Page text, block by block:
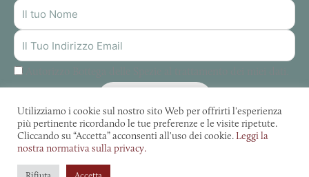
NOME
INDIRIZZO
MAIL
La Bottega Delle Spezie © 2022. Tutti diritti riservati. | P. IVA: 01032900324
Utilizziamo i cookie sul nostro sito Web per offrirti l'esperienza
più pertinente ricordando le tue preferenze e le visite ripetute.
Cliccando su “Accetta” acconsenti all'uso dei cookie.Leggi la
nostra normativa sulla privacy.